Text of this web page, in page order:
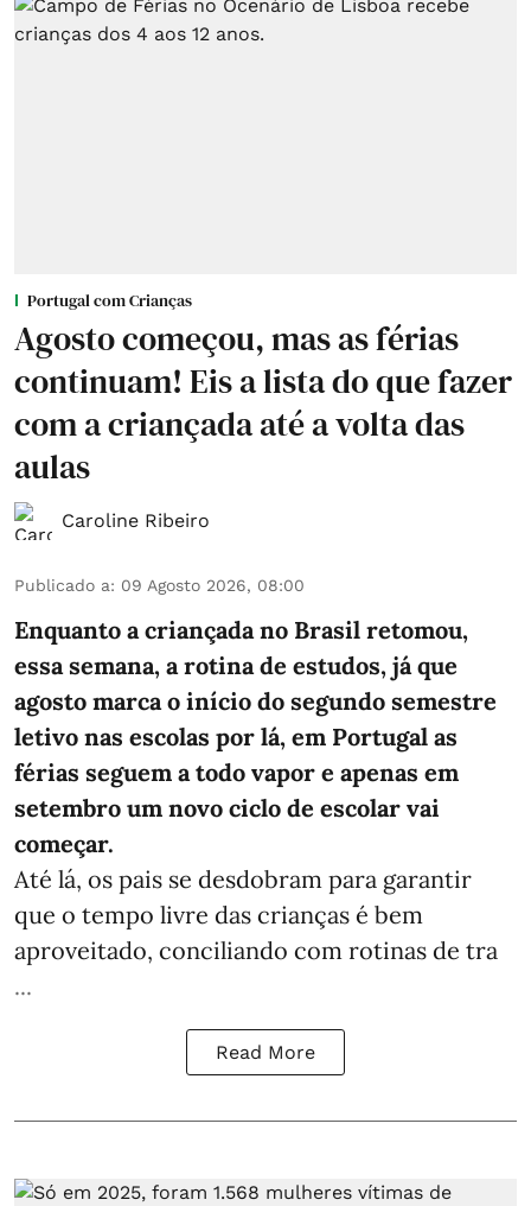
Portugal com Crianças
Agosto começou, mas as férias
continuam! Eis a lista do que fazer
com a criançada até a volta das
aulas
Caroline Ribeiro
Publicado a: 09 Agosto 2026, 08:00
Enquanto a criançada no Brasil retomou,
essa semana, a rotina de estudos, já que
agosto marca o início do segundo semestre
letivo nas escolas por lá, em Portugal as
férias seguem a todo vapor e apenas em
setembro um novo ciclo de escolar vai
começar.
Até lá, os pais se desdobram para garantir
que o tempo livre das crianças é bem
aproveitado, conciliando com rotinas de tra
...
Read More